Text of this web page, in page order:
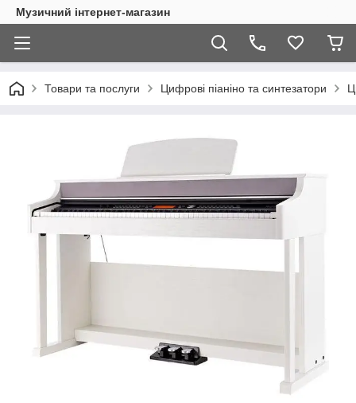
Музичний інтернет-магазин
Товари та послуги Цифрові піаніно та синтезатори